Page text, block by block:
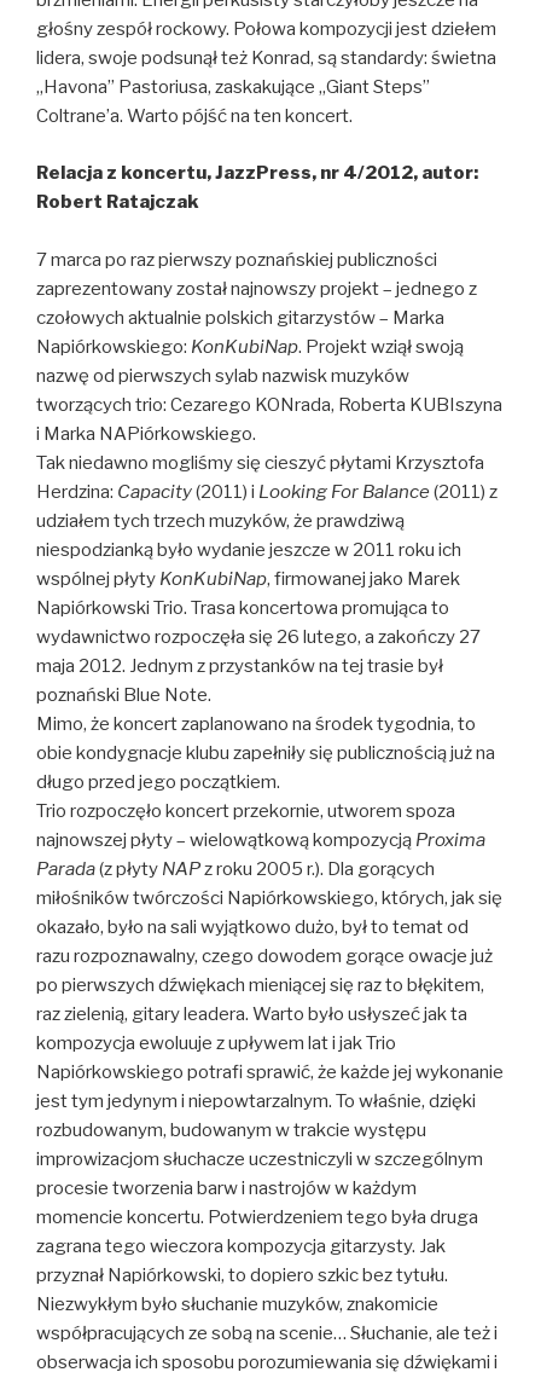
głośny zespół rockowy. Połowa kompozycji jest dziełem
lidera, swoje podsunął też Konrad, są standardy: świetna
„Havona” Pastoriusa, zaskakujące „Giant Steps”
Coltrane’a. Warto pójść na ten koncert.
Relacja z koncertu, JazzPress, nr 4/2012, autor:
Robert Ratajczak
7 marca po raz pierwszy poznańskiej publiczności
zaprezentowany został najnowszy projekt – jednego z
czołowych aktualnie polskich gitarzystów – Marka
Napiórkowskiego: KonKubiNap. Projekt wziął swoją
nazwę od pierwszych sylab nazwisk muzyków
tworzących trio: Cezarego KONrada, Roberta KUBIszyna
i Marka NAPiórkowskiego.
Tak niedawno mogliśmy się cieszyć płytami Krzysztofa
Herdzina: Capacity(2011) i Looking For Balance (2011) z
udziałem tych trzech muzyków, że prawdziwą
niespodzianką było wydanie jeszcze w 2011 roku ich
wspólnej płyty KonKubiNap, firmowanej jako Marek
Napiórkowski Trio. Trasa koncertowa promująca to
wydawnictwo rozpoczęła się 26 lutego, a zakończy 27
maja 2012. Jednym z przystanków na tej trasie był
poznański Blue Note.
Mimo, że koncert zaplanowano na środek tygodnia, to
obie kondygnacje klubu zapełniły się publicznością już na
długo przed jego początkiem.
Trio rozpoczęło koncert przekornie, utworem spoza
najnowszej płyty – wielowątkową kompozycją Proxima
Parada(z płyty NAPz roku 2005 r.). Dla gorących
miłośników twórczości Napiórkowskiego, których, jak się
okazało, było na sali wyjątkowo dużo, był to temat od
razu rozpoznawalny, czego dowodem gorące owacje już
po pierwszych dźwiękach mieniącej się raz to błękitem,
raz zielenią, gitary leadera. Warto było usłyszeć jak ta
kompozycja ewoluuje z upływem lat i jak Trio
Napiórkowskiego potrafi sprawić, że każde jej wykonanie
jest tym jedynym i niepowtarzalnym. To właśnie, dzięki
rozbudowanym, budowanym w trakcie występu
improwizacjom słuchacze uczestniczyli w szczególnym
procesie tworzenia barw i nastrojów w każdym
momencie koncertu. Potwierdzeniem tego była druga
zagrana tego wieczora kompozycja gitarzysty. Jak
przyznał Napiórkowski, to dopiero szkic bez tytułu.
Niezwykłym było słuchanie muzyków, znakomicie
współpracujących ze sobą na scenie… Słuchanie, ale też i
obserwacja ich sposobu porozumiewania się dźwiękami i